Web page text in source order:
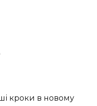
кроки в новому